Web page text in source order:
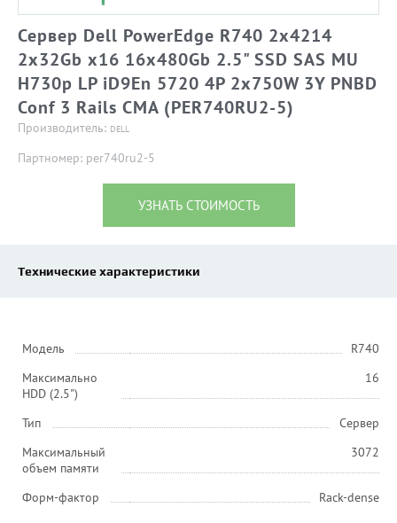
Сервер Dell PowerEdge R740 2x4214
2x32Gb x16 16x480Gb 2.5" SSD SAS MU
H730p LP iD9En 5720 4P 2x750W 3Y PNBD
Conf 3 Rails CMA (PER740RU2-5)
Производитель: DELL
Партномер: per740ru2-5
УЗНАТЬ СТОИМОСТЬ
Технические характеристики
Модель
R740
Максимально
HDD (2.5")
16
Тип
Сервер
Максимальный
объем памяти
3072
Форм-фактор Rack-dense